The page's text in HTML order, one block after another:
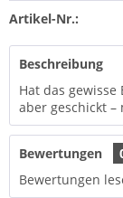
Artikel-Nr.:
Beschreibung
Hat das
aber geschickt
Bewertungen
Bewertungen